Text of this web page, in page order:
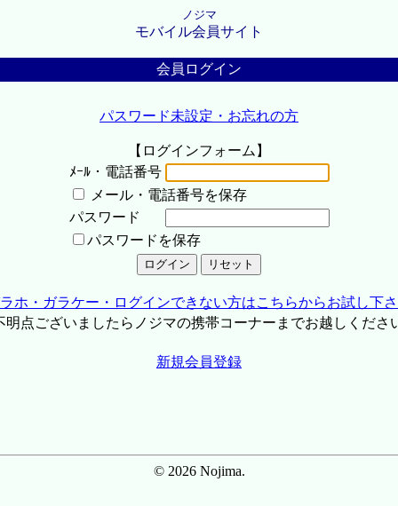
ノジマ
モバイル会員サイト
会員ログイン
パスワード未設定・お忘れの方
【ログインフォーム】
ﾒｰﾙ・電話番号
メール・電話番号を保存
パスワード
パスワードを保存
ホ・ガラケー・ログインできない方はこちらからお試し下
点ございましたらノジマの携帯コーナーまでお越しくださ
新規会員登録
© 2026 Nojima.